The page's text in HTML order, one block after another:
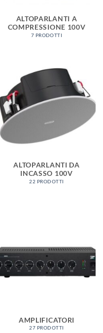
ALTOPARLANTI A
COMPRESSIONE 100V
7 PRODOTTI
ALTOPARLANTI DA
INCASSO 100V
22 PRODOTTI
AMPLIFICATORI
27 PRODOTTI